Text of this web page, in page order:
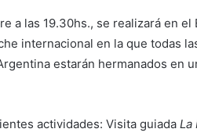
a las 19.30hs., se realizará en
internacional en la que todas
estarán hermanados en
actividades: Visita guiada La